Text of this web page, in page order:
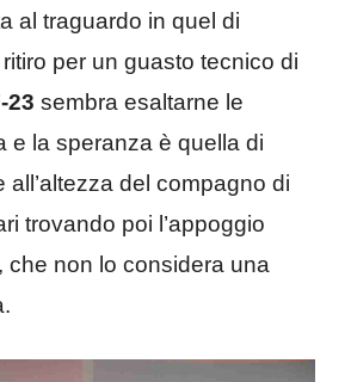
al traguardo in quel di
per un guasto tecnico di
23 sembra esaltarne le
e la speranza è quella di
all’altezza del compagno di
trovando poi l’appoggio
che non lo considera una